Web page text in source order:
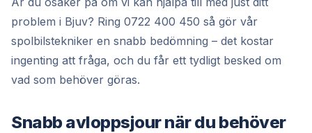
problem i Bjuv? Ring 0722 400 450 så gör vår
spolbilstekniker en snabb bedömning – det kostar
ingenting att fråga, och du får ett tydligt besked om
vad som behöver göras.
Snabb avloppsjour när du behöver